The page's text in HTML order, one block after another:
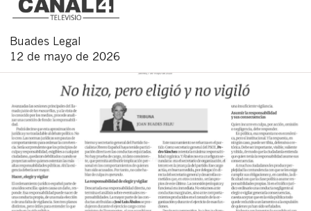
Buades Legal
12 de mayo de 2026